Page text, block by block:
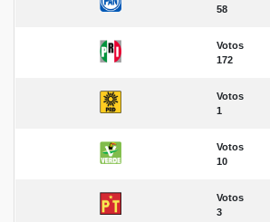
58
Votos
172
Votos
1
Votos
10
Votos
3